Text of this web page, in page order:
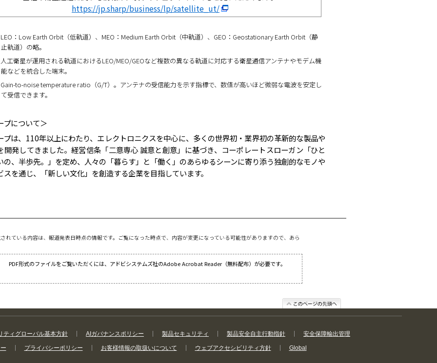
https://jp.sharp/business/lp/satellite_ut/
LEO：Low Earth Orbit（低軌道）、MEO：Medium Earth Orbit（中軌道）、GEO：Geostationary Earth Orbit（静
止軌道）の略。
人工衛星が運用される軌道におけるLEO/MEO/GEOなど複数の異なる軌道に対応する衛星通信アンテナやモデム機
能などを統合した端末。
Gain-to-noise temperature ratio（G/T）。アンテナの受信能力を示す指標で、数値が高いほど微弱な電波を安定し
て受信できます。
プについて＞
プは、110年以上にわたり、エレクトロニクスを中心に、多くの世界初・業界初の革新的な製品や
開発してきました。経営信条「二意専心 誠意と創意」に基づき、コーポレートスローガン「ひと
の、半歩先。」を定め、人々の「暮らす」と「働く」のあらゆるシーンに寄り添う独創的なモノや
スを通じ、「新しい文化」を創造する企業を目指しています。
れている内容は、報道発表日時点の情報です。ご覧になった時点で、内容が変更になっている可能性がありますので、あら
PDF形式のファイルをご覧いただくには、アドビシステムズ社のAdobe Acrobat Reader（無料配布）が必要です。
ティグローバル基本方針 AIガバナンスポリシー 製品セキュリティ 製品安全自主行動指針 安全保障輸出管理
プライバシーポリシー お客様情報の取扱いについて ウェブアクセシビリティ方針 Global